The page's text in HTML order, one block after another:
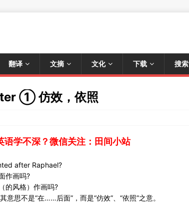
翻译 文摘 文化 下载 搜索
① 仿效，依照
语学不深？微信关注：田间小站
after Raphael?
作画吗?
的风格）作画吗?
思不是“在……后面”，而是“仿效”、“依照”之意。